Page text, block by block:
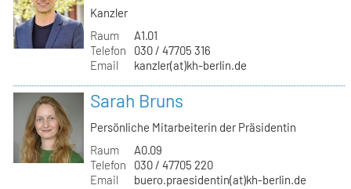
Kanzler
Raum
A1.01
Telefon
030 / 47705 316
Email
kanzler(at)kh-berlin.de
Sarah Bruns
Persönliche Mitarbeiterin der Präsidentin
Raum
A0.09
Telefon
030 / 47705 220
Email
buero.praesidentin(at)kh-berlin.de